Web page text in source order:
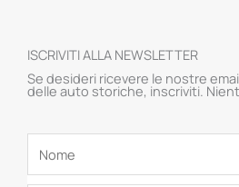
ISCRIVITI ALLA NEWSLETTER
Se desideri ricevere le nostre
delle auto storiche, inscriviti.